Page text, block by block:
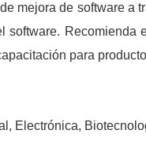
mejora de software a
Recomienda
para
Electrónica,